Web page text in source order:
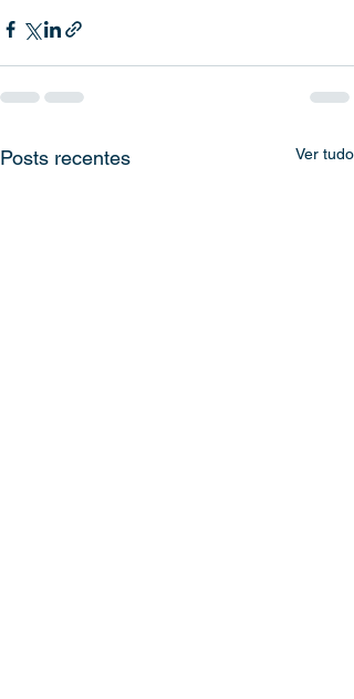
Posts recentes Ver tudo